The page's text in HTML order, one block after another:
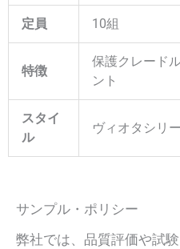
定員 10組
特徴
保護クレード
ント
スタイ
ル
ヴィオタシリ
サンプル・ポリシー
弊社では、品質評価や試